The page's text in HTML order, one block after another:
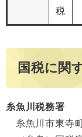
税
国税に関
糸魚川税務署
糸魚川市東寺